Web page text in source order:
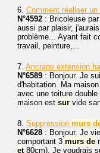
6. Comment réaliser
N°4592 : Bricoleuse
aussi par plaisir, j'aurais
problème... Ayant fait
travail, peinture,...
7. Ancrage extension
N°6589 : Bonjour. Je
d'habitation. Ma
avec une toiture
maison est sur vide
8. Suppression murs
N°6628 : Bonjour. Je
comportant 3 murs de
et80cm). Je voudrais